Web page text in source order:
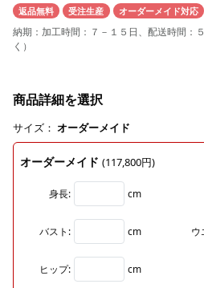
返品無料 受注生産 オーダーメイド対応
納期：加工時間：７－１５日、配送時間：
く）
商品詳細を選択
サイズ： オーダーメイド
オーダーメイド (117,800円)
身長: cm
バスト: cm ウ
ヒップ: cm